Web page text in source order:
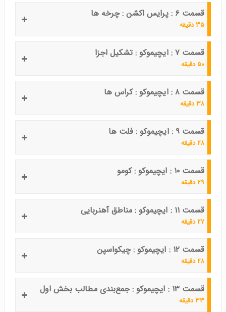
قسمت ۶ : پرایس اکشن : چرخه ها
۳۵ دقیقه
قسمت ۷ : ایچیموکو : تشکیل اجزا
۵۰ دقیقه
قسمت ۸ : ایچیموکو : کراس ها
۳۸ دقیقه
قسمت ۹ : ایچیموکو : فلت ها
۲۸ دقیقه
قسمت ۱۰ : ایچیموکو : کومو
۲۹ دقیقه
قسمت ۱۱ : ایچیموکو : مناطق آهنربایی
۲۷ دقیقه
قسمت ۱۲ : ایچیموکو : چیکواسپن
۲۸ دقیقه
قسمت ۱۳ : ایچیموکو : جمع‌بندی مطالب بخش اول
۳۳ دقیقه